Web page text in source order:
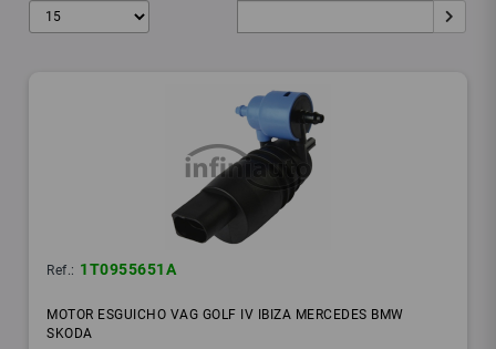
Ref.: 1T0955651A
MOTOR ESGUICHO VAG GOLF IV IBIZA MERCEDES BMW
SKODA